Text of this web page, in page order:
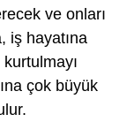
ve onları
iş hayatına
çok büyük